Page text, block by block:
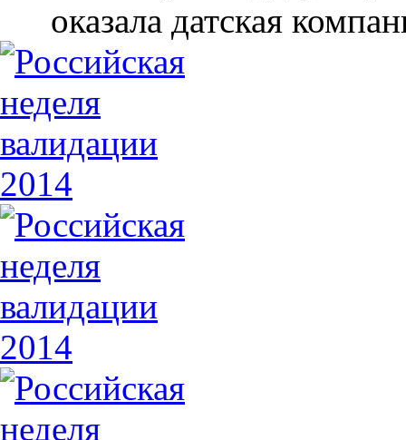
оказала датская